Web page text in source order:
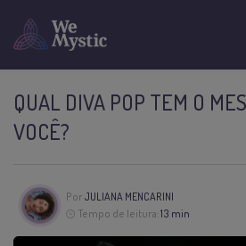
QUAL DIVA POP TEM O
VOCÊ?
Por JULIANA MENCARINI
Tempo de leitura:13 min